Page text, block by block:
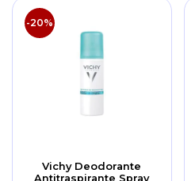
-20%
Vichy Deodorante
Antitraspirante Spray